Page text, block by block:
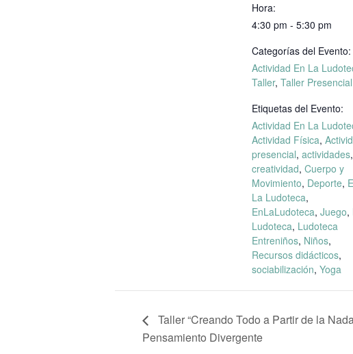
Hora:
4:30 pm - 5:30 pm
Categorías del Evento:
Actividad En La
Taller, Taller Presencial
Etiquetas del Evento:
Actividad En La
Actividad Física,
presencial, actividades,
creatividad, Cuerpo y
Movimiento, Deporte,
La Ludoteca,
EnLaLudoteca, Juego,
Ludoteca, Ludoteca
Entreniños, Niños,
Recursos didácticos,
sociabilización, Yoga
Taller “Creando Todo a Partir de la
Pensamiento Divergente